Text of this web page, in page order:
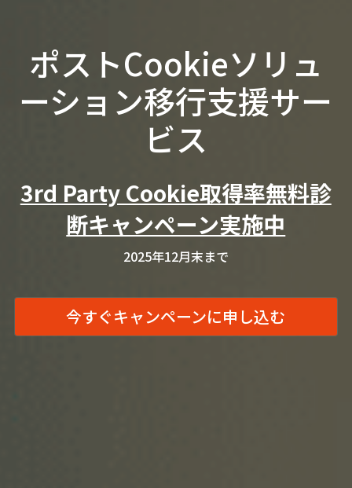
ポストCookieソリュ
ーション移行支援サー
ビス
3rd Party Cookie取得率無料診
断キャンペーン実施中
2025年12月末まで
今すぐキャンペーンに申し込む